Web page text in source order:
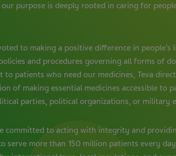
purpose is deeply rooted in caring for
to making a positive difference in people’s
and procedures governing all forms of
patients who need our medicines, Teva
of making essential medicines accessible to
parties, political organizations, or military
committed to acting with integrity and
more than 150 million patients every